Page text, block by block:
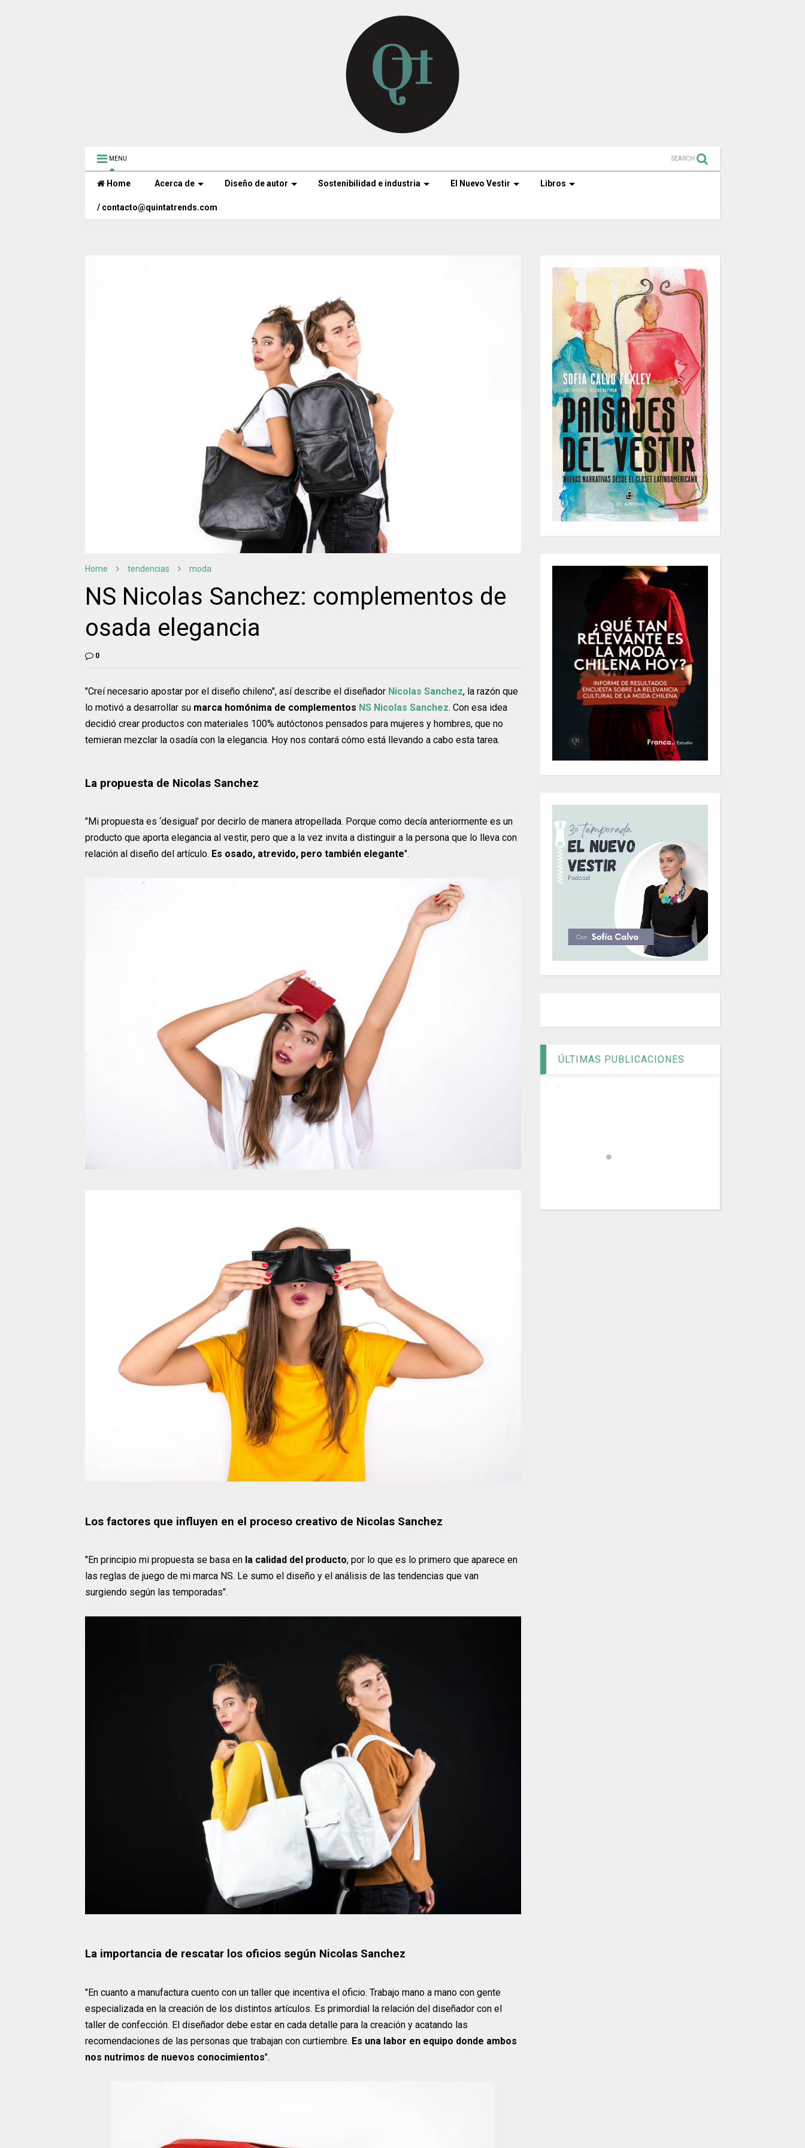
MENU SEARCH
Home Acerca de Diseño de autor Sostenibilidad e industria El Nuevo Vestir Libros
/ contacto@quintatrends.com
Home tendencias moda
NS Nicolas Sanchez: complementos de
osada elegancia
0
"Creí necesario apostar por el diseño chileno", así describe el diseñador Nicolas Sanchez, la razón que
lo motivó a desarrollar su marca homónima de complementos NS Nicolas Sanchez. Con esa idea
decidió crear productos con materiales 100% autóctonos pensados para mujeres y hombres, que no
temieran mezclar la osadía con la elegancia. Hoy nos contará cómo está llevando a cabo esta tarea.
La propuesta de Nicolas Sanchez
"Mi propuesta es ‘desigual’ por decirlo de manera atropellada. Porque como decía anteriormente es un
producto que aporta elegancia al vestir, pero que a la vez invita a distinguir a la persona que lo lleva con
relación al diseño del artículo. Es osado, atrevido, pero también elegante".
Los factores que influyen en el proceso creativo de Nicolas Sanchez
"En principio mi propuesta se basa en la calidad del producto, por lo que es lo primero que aparece en
las reglas de juego de mi marca NS. Le sumo el diseño y el análisis de las tendencias que van
surgiendo según las temporadas".
La importancia de rescatar los oficios según Nicolas Sanchez
"En cuanto a manufactura cuento con un taller que incentiva el oficio. Trabajo mano a mano con gente
especializada en la creación de los distintos artículos. Es primordial la relación del diseñador con el
taller de confección. El diseñador debe estar en cada detalle para la creación y acatando las
recomendaciones de las personas que trabajan con curtiembre. Es una labor en equipo donde ambos
nos nutrimos de nuevos conocimientos".
ÚLTIMAS PUBLICACIONES